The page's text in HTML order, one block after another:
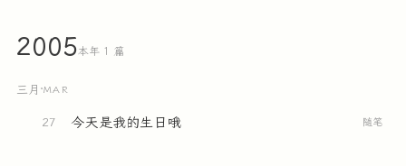
2005本年 1 篇
三月 ·MAR
27 今天是我的生日哦 随笔